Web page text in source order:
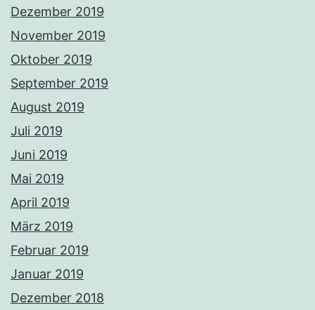
Dezember 2019
November 2019
Oktober 2019
September 2019
August 2019
Juli 2019
Juni 2019
Mai 2019
April 2019
März 2019
Februar 2019
Januar 2019
Dezember 2018